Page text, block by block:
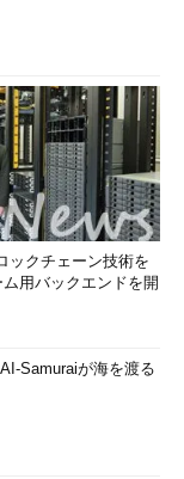
ックチェーン技術を
用バックエンドを開
Samuraiが海を渡る